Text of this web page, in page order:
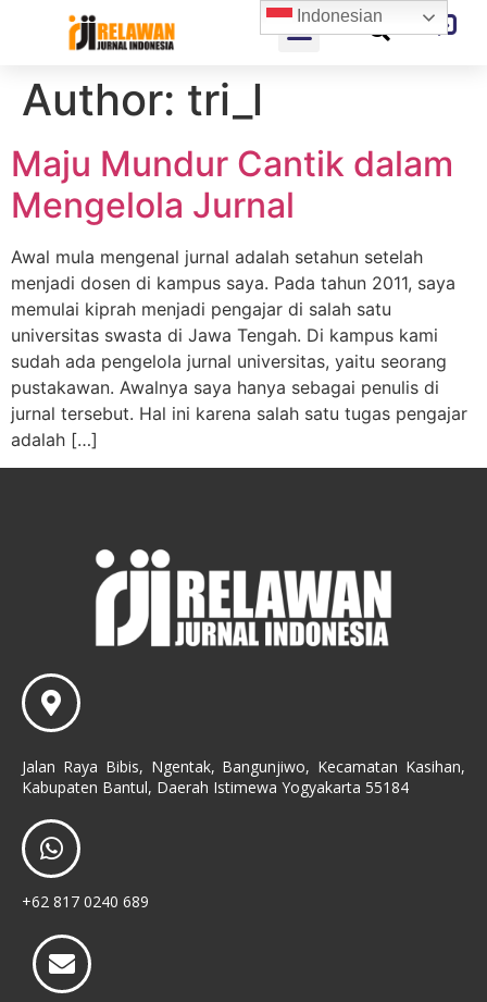
Author: tri_l
Maju Mundur Cantik dalam
Mengelola Jurnal
Awal mula mengenal jurnal adalah setahun setelah
menjadi dosen di kampus saya. Pada tahun 2011, saya
memulai kiprah menjadi pengajar di salah satu
universitas swasta di Jawa Tengah. Di kampus kami
sudah ada pengelola jurnal universitas, yaitu seorang
pustakawan. Awalnya saya hanya sebagai penulis di
jurnal tersebut. Hal ini karena salah satu tugas pengajar
adalah […]
Jalan Raya Bibis, Ngentak, Bangunjiwo, Kecamatan Kasihan,
Kabupaten Bantul, Daerah Istimewa Yogyakarta 55184
+62 817 0240 689
Indonesian